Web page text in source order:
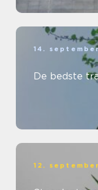
14.
De bedste
12.